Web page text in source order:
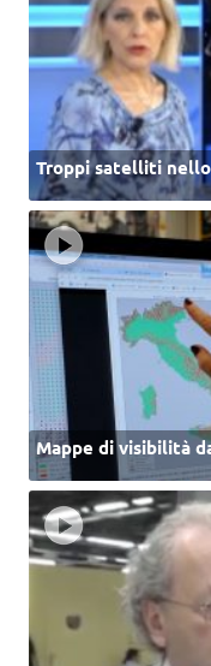
Troppi satelliti nello
Mappe di visibilità